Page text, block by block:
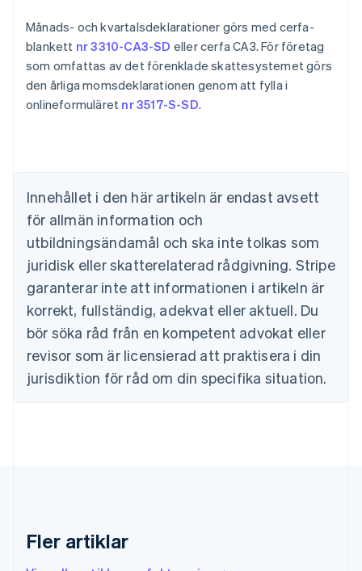
Månads- och kvartalsdeklarationer görs med cerfa-
blankett nr 3310-CA3-SD eller cerfa CA3. För företag
som omfattas av det förenklade skattesystemet görs
den årliga momsdeklarationen genom att fylla i
onlineformuläret nr 3517-S-SD.
Innehållet i den här artikeln är endast avsett
för allmän information och
utbildningsändamål och ska inte tolkas som
juridisk eller skatterelaterad rådgivning. Stripe
garanterar inte att informationen i artikeln är
korrekt, fullständig, adekvat eller aktuell. Du
bör söka råd från en kompetent advokat eller
revisor som är licensierad att praktisera i din
jurisdiktion för råd om din specifika situation.
Fler artiklar
Australien
English
PortuguêsEnglish
Bulgarien
English
Cypern
English
Danmark
English
Estland
Fastlandskina
简体中文English
Finland
English Svenska
Frankrike
简体中文
Indien